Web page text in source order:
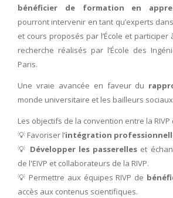
bénéficier de formation en
pourront intervenir en tant qu’experts
et cours proposés par l’École et
recherche réalisés par l’École des
Paris.
Une vraie avancée en faveur du
monde universitaire et les bailleurs
Les objectifs de la convention entre la RIVP
💡 Favoriser l’intégration
💡 Développer les passerelles et
de l'EIVP et collaborateurs de la RIVP.
💡 Permettre aux équipes RIVP de
accès aux contenus scientifiques.